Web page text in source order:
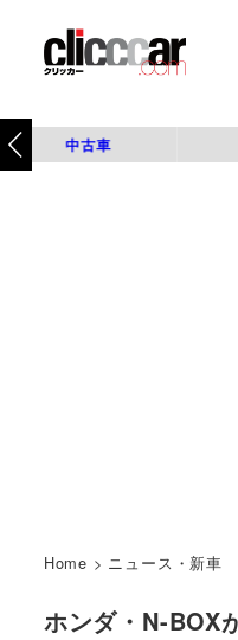
中古車
Home > ニュース・新車
ホンダ・N-BOX